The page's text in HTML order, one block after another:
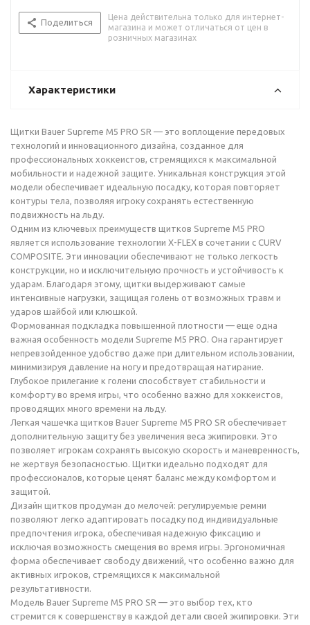
Поделиться
Цена действительна только для интернет-
магазина и может отличаться от цен в
розничных магазинах
Характеристики
Щитки Bauer Supreme M5 PRO SR — это воплощение передовых
технологий и инновационного дизайна, созданное для
профессиональных хоккеистов, стремящихся к максимальной
мобильности и надежной защите. Уникальная конструкция этой
модели обеспечивает идеальную посадку, которая повторяет
контуры тела, позволяя игроку сохранять естественную
подвижность на льду.
Одним из ключевых преимуществ щитков Supreme M5 PRO
является использование технологии X-FLEX в сочетании с CURV
COMPOSITE. Эти инновации обеспечивают не только легкость
конструкции, но и исключительную прочность и устойчивость к
ударам. Благодаря этому, щитки выдерживают самые
интенсивные нагрузки, защищая голень от возможных травм и
ударов шайбой или клюшкой.
Формованная подкладка повышенной плотности — еще одна
важная особенность модели Supreme M5 PRO. Она гарантирует
непревзойденное удобство даже при длительном использовании,
минимизируя давление на ногу и предотвращая натирание.
Глубокое прилегание к голени способствует стабильности и
комфорту во время игры, что особенно важно для хоккеистов,
проводящих много времени на льду.
Легкая чашечка щитков Bauer Supreme M5 PRO SR обеспечивает
дополнительную защиту без увеличения веса экипировки. Это
позволяет игрокам сохранять высокую скорость и маневренность,
не жертвуя безопасностью. Щитки идеально подходят для
профессионалов, которые ценят баланс между комфортом и
защитой.
Дизайн щитков продуман до мелочей: регулируемые ремни
позволяют легко адаптировать посадку под индивидуальные
предпочтения игрока, обеспечивая надежную фиксацию и
исключая возможность смещения во время игры. Эргономичная
форма обеспечивает свободу движений, что особенно важно для
активных игроков, стремящихся к максимальной
результативности.
Модель Bauer Supreme M5 PRO SR — это выбор тех, кто
стремится к совершенству в каждой детали своей экипировки. Эти